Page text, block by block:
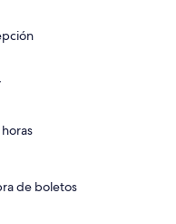
de boletos